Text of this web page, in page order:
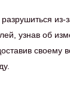
из-
узнав об
своему